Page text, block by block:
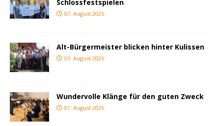
Schlossfestspielen
07. August 2026
Alt-Bürgermeister blicken hinter Kulissen
03. August 2026
Wundervolle Klänge für den guten Zweck
01. August 2026